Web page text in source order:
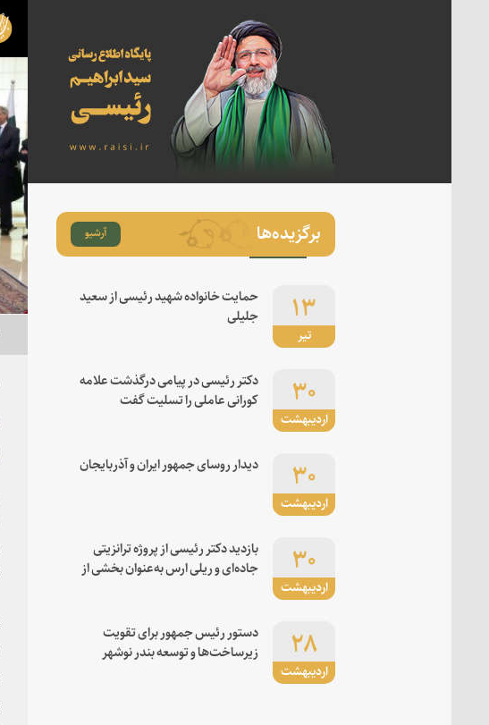
برگزیده‌ها آرشیو
تیر
۱۳
حمایت خانواده شهید رئیسی از سعید
جلیلی
اردیبهشت
۳۰
دکتر رئیسی در پیامی درگذشت علامه
کورانی عاملی را تسلیت گفت
اردیبهشت
۳۰ دیدار روسای جمهور ایران و آذربایجان
اردیبهشت
۳۰
بازدید دکتر رئیسی از پروژه ترانزیتی
جاده‌ای و ریلی ارس به‌عنوان بخشی از
اردیبهشت
۲۸
دستور رئیس جمهور برای تقویت
زیرساخت‌ها و توسعه بندر نوشهر